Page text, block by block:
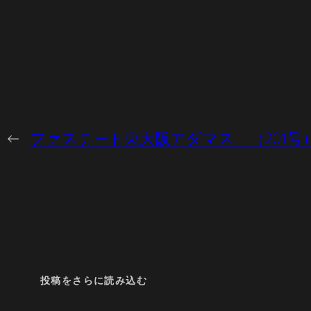
← ファステート東大阪アダマス （201号
投稿をさらに読み込む